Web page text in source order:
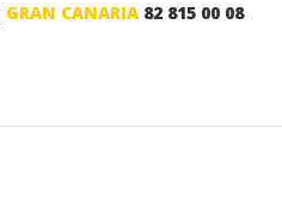
GRAN CANARIA 82 815 00 08